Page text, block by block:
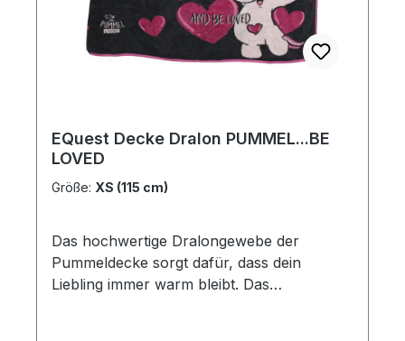
Allergiker geeignet und resistent gegen
Milben und Motten.
EQuest Decke Dralon PUMMEL...BE
LOVED
Größe: XS (115 cm)
Das hochwertige Dralongewebe der
Pummeldecke sorgt dafür, dass dein
Liebling immer warm bleibt. Das